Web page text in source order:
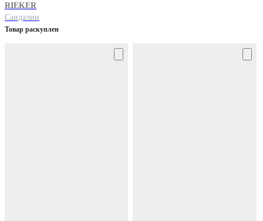
RIEKER
Сандалии
Товар раскуплен